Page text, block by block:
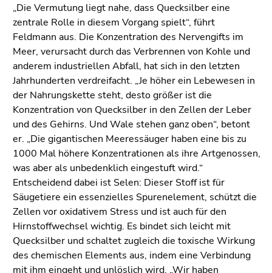
„Die Vermutung liegt nahe, dass Quecksilber eine
zentrale Rolle in diesem Vorgang spielt“, führt
Feldmann aus. Die Konzentration des Nervengifts im
Meer, verursacht durch das Verbrennen von Kohle und
anderem industriellen Abfall, hat sich in den letzten
Jahrhunderten verdreifacht. „Je höher ein Lebewesen in
der Nahrungskette steht, desto größer ist die
Konzentration von Quecksilber in den Zellen der Leber
und des Gehirns. Und Wale stehen ganz oben“, betont
er. „Die gigantischen Meeressäuger haben eine bis zu
1000 Mal höhere Konzentrationen als ihre Artgenossen,
was aber als unbedenklich eingestuft wird.“
Entscheidend dabei ist Selen: Dieser Stoff ist für
Säugetiere ein essenzielles Spurenelement, schützt die
Zellen vor oxidativem Stress und ist auch für den
Hirnstoffwechsel wichtig. Es bindet sich leicht mit
Quecksilber und schaltet zugleich die toxische Wirkung
des chemischen Elements aus, indem eine Verbindung
mit ihm eingeht und unlöslich wird. „Wir haben